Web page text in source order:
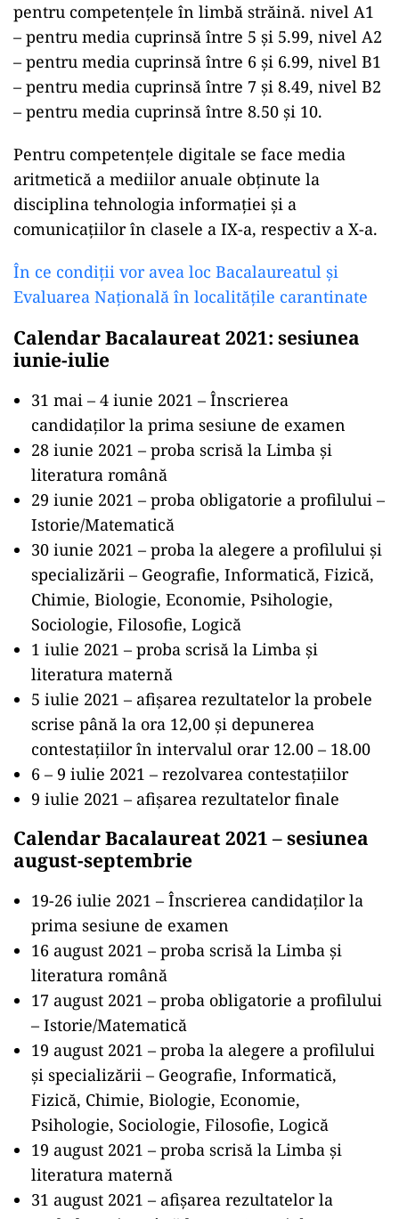
pentru competențele în limbă străină. nivel A1
– pentru media cuprinsă între 5 și 5.99, nivel A2
– pentru media cuprinsă între 6 și 6.99, nivel B1
– pentru media cuprinsă între 7 și 8.49, nivel B2
– pentru media cuprinsă între 8.50 și 10.
Pentru competențele digitale se face media
aritmetică a mediilor anuale obţinute la
disciplina tehnologia informaţiei şi a
comunicaţiilor în clasele a IX-a, respectiv a X-a.
În ce condiții vor avea loc Bacalaureatul și
Evaluarea Națională în localitățile carantinate
Calendar Bacalaureat 2021: sesiunea
iunie-iulie
31 mai – 4 iunie 2021 – Înscrierea
candidaților la prima sesiune de examen
28 iunie 2021 – proba scrisă la Limba și
literatura română
29 iunie 2021 – proba obligatorie a profilului –
Istorie/Matematică
30 iunie 2021 – proba la alegere a profilului și
specializării – Geografie, Informatică, Fizică,
Chimie, Biologie, Economie, Psihologie,
Sociologie, Filosofie, Logică
1 iulie 2021 – proba scrisă la Limba și
literatura maternă
5 iulie 2021 – afișarea rezultatelor la probele
scrise până la ora 12,00 și depunerea
contestațiilor în intervalul orar 12.00 – 18.00
6 – 9 iulie 2021 – rezolvarea contestațiilor
9 iulie 2021 – afișarea rezultatelor finale
Calendar Bacalaureat 2021 – sesiunea
august-septembrie
19-26 iulie 2021 – Înscrierea candidaților la
prima sesiune de examen
16 august 2021 – proba scrisă la Limba și
literatura română
17 august 2021 – proba obligatorie a profilului
– Istorie/Matematică
19 august 2021 – proba la alegere a profilului
și specializării – Geografie, Informatică,
Fizică, Chimie, Biologie, Economie,
Psihologie, Sociologie, Filosofie, Logică
19 august 2021 – proba scrisă la Limba și
literatura maternă
31 august 2021 – afișarea rezultatelor la